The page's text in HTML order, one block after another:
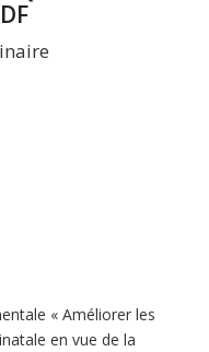
« Améliorer les
en vue de la